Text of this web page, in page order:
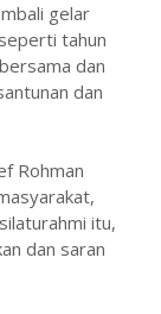
gelar
tahun
dan
dan
Rohman
itu,
dan saran